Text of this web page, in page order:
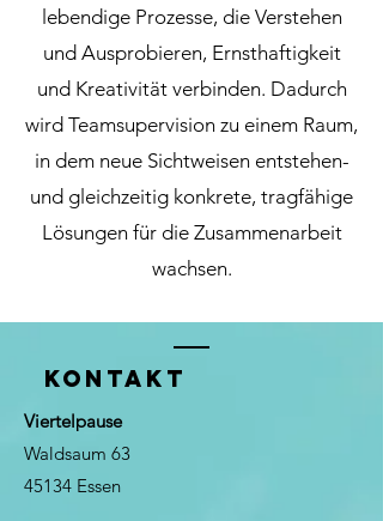
lebendige Prozesse, die Verstehen
und Ausprobieren, Ernsthaftigkeit
und Kreativität verbinden. Dadurch
wird Teamsupervision zu einem Raum,
in dem neue Sichtweisen entstehen-
und gleichzeitig konkrete, tragfähige
Lösungen für die Zusammenarbeit
wachsen.
KONTAKT
Viertelpause
Waldsaum 63
45134 Essen